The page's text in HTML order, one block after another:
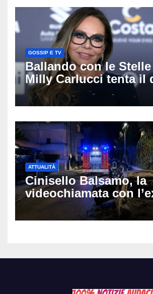
GOSSIP E TV
Ballando con le Stelle
Milly Carlucci tenta il
colpo: tra i papabili
Muti e Monica
ATTUALITÀ
Cinisello Balsamo, la
videochiamata con
fidanzata e il dramma:
lotta tra la vita e la